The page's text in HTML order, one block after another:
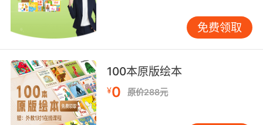
免费领取
100本原版绘本
¥0 原价288元